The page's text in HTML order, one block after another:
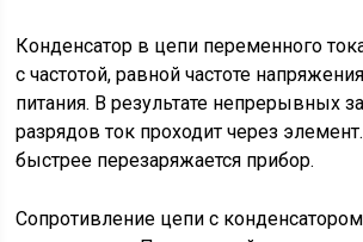
Конденсатор в цепи переменного
с частотой, равной частоте
питания. В результате непрерывных
разрядов ток проходит через
быстрее перезаряжается прибор.
Сопротивление цепи с